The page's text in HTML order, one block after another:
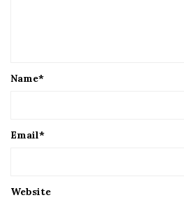
Name*
Email*
Website